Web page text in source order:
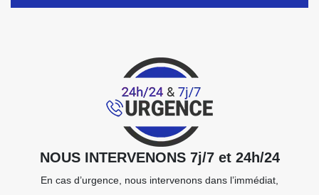
NOUS INTERVENONS 7j/7 et 24h/24
En cas d’urgence, nous intervenons dans l’immédiat,